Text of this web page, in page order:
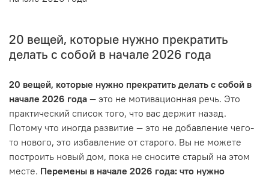
20 вещей, которые нужно прекратить
делать с собой в начале 2026 года
20 вещей, которые нужно прекратить делать с собой в
начале 2026 года — это не мотивационная речь. Это
практический список того, что вас держит назад.
Потому что иногда развитие — это не добавление чего-
то нового, это избавление от старого. Вы не можете
построить новый дом, пока не сносите старый на этом
месте. Перемены в начале 2026 года: что нужно